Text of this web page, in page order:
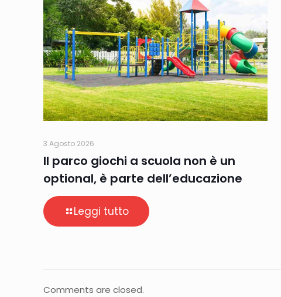
3 Agosto 2026
Il parco giochi a scuola non è un
optional, è parte dell’educazione
Leggi tutto
Comments are closed.